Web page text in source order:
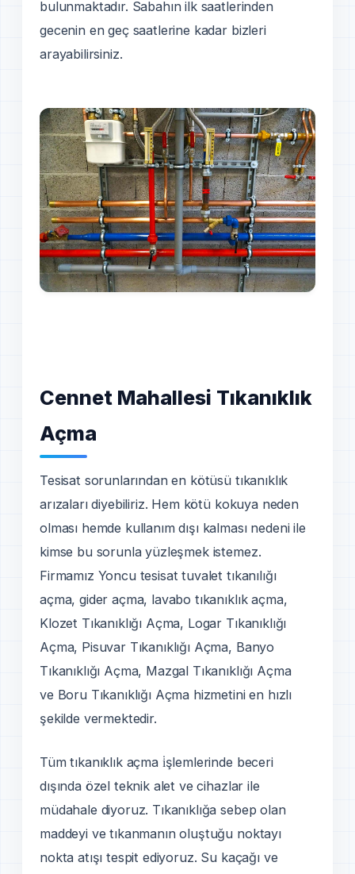
bulunmaktadır. Sabahın ilk saatlerinden
gecenin en geç saatlerine kadar bizleri
arayabilirsiniz.
Cennet Mahallesi Tıkanıklık
Açma
Tesisat sorunlarından en kötüsü tıkanıklık
arızaları diyebiliriz. Hem kötü kokuya neden
olması hemde kullanım dışı kalması nedeni ile
kimse bu sorunla yüzleşmek istemez.
Firmamız Yoncu tesisat tuvalet tıkanılığı
açma, gider açma, lavabo tıkanıklık açma,
Klozet Tıkanıklığı Açma, Logar Tıkanıklığı
Açma, Pisuvar Tıkanıklığı Açma, Banyo
Tıkanıklığı Açma, Mazgal Tıkanıklığı Açma
ve Boru Tıkanıklığı Açma hizmetini en hızlı
şekilde vermektedir.
Tüm tıkanıklık açma i̇şlemlerinde beceri
dışında özel teknik alet ve cihazlar ile
müdahale diyoruz. Tıkanıklığa sebep olan
maddeyi ve tıkanmanın oluştuğu noktayı
nokta atışı tespit ediyoruz. Su kaçağı ve